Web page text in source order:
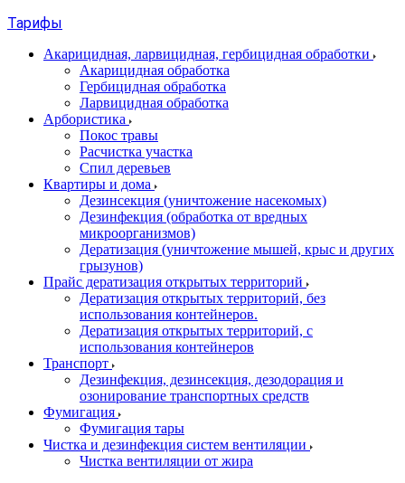
Тарифы
Акарицидная, ларвицидная, гербицидная обработки
Акарицидная обработка
Гербицидная обработка
Ларвицидная обработка
Арбористика
Покос травы
Расчистка участка
Спил деревьев
Квартиры и дома
Дезинсекция (уничтожение насекомых)
Дезинфекция (обработка от вредных
микроорганизмов)
Дератизация (уничтожение мышей, крыс и других
грызунов)
Прайс дератизация открытых территорий
Дератизация открытых территорий, без
использования контейнеров.
Дератизация открытых территорий, с
использования контейнеров
Транспорт
Дезинфекция, дезинсекция, дезодорация и
озонирование транспортных средств
Фумигация
Фумигация тары
Чистка и дезинфекция систем вентиляции
Чистка вентиляции от жира